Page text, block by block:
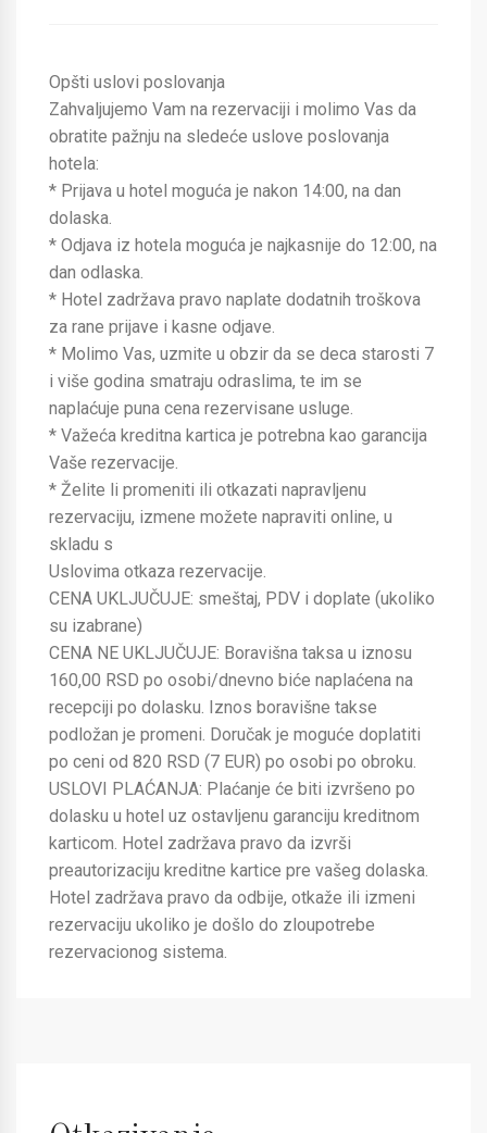
Opšti uslovi poslovanja
Zahvaljujemo Vam na rezervaciji i molimo Vas da
obratite pažnju na sledeće uslove poslovanja
hotela:
* Prijava u hotel moguća je nakon 14:00, na dan
dolaska.
* Odjava iz hotela moguća je najkasnije do 12:00, na
dan odlaska.
* Hotel zadržava pravo naplate dodatnih troškova
za rane prijave i kasne odjave.
* Molimo Vas, uzmite u obzir da se deca starosti 7
i više godina smatraju odraslima, te im se
naplaćuje puna cena rezervisane usluge.
* Važeća kreditna kartica je potrebna kao garancija
Vaše rezervacije.
* Želite li promeniti ili otkazati napravljenu
rezervaciju, izmene možete napraviti online, u
skladu s
Uslovima otkaza rezervacije.
CENA UKLJUČUJE: smeštaj, PDV i doplate (ukoliko
su izabrane)
CENA NE UKLJUČUJE: Boravišna taksa u iznosu
160,00 RSD po osobi/dnevno biće naplaćena na
recepciji po dolasku. Iznos boravišne takse
podložan je promeni. Doručak je moguće doplatiti
po ceni od 820 RSD (7 EUR) po osobi po obroku.
USLOVI PLAĆANJA: Plaćanje će biti izvršeno po
dolasku u hotel uz ostavljenu garanciju kreditnom
karticom. Hotel zadržava pravo da izvrši
preautorizaciju kreditne kartice pre vašeg dolaska.
Hotel zadržava pravo da odbije, otkaže ili izmeni
rezervaciju ukoliko je došlo do zloupotrebe
rezervacionog sistema.